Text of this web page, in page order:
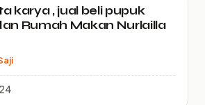
karya , jual beli pupuk
Rumah Makan Nurlailla